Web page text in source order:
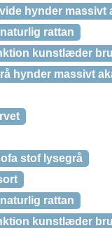
hynder massivt
rattan
kunstlæder
hynder massivt
stof lysegrå
rattan
kunstlæder